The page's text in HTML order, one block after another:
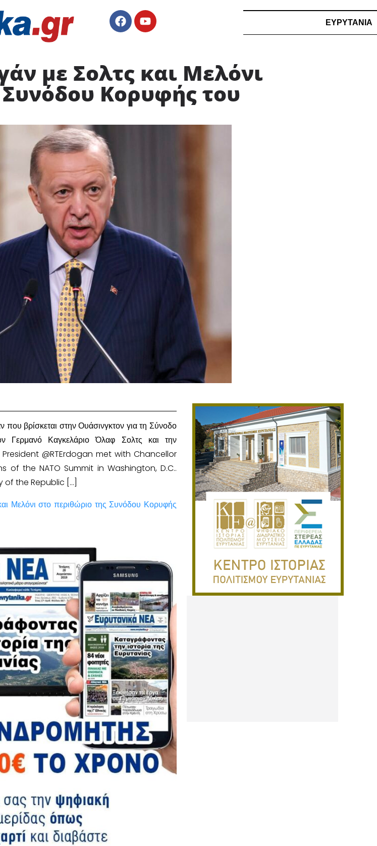
ΕΥΡΥΤΑΝΙΑ
με Σολτς και Μελόνι
Κορυφής του
βρίσκεται στην Ουάσινγκτον για τη Σύνοδο
Καγκελάριο Όλαφ Σολτς και την
President @RTErdogan met with Chancellor
the NATO Summit in Washington, D.C..
the Republic […]
Μελόνι στο περιθώριο της Συνόδου Κορυφής